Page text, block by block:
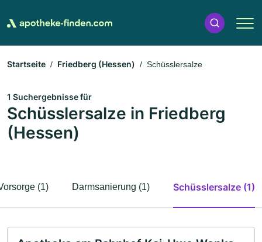
Startseite Friedberg (Hessen) Schüsslersalze
1 Suchergebnisse für
Schüsslersalze in Friedberg
(Hessen)
(1) Darmsanierung (1) Schüsslersalze (1)